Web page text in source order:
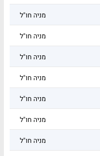
מניה חו"ל
מניה חו"ל
מניה חו"ל
מניה חו"ל
מניה חו"ל
מניה חו"ל
מניה חו"ל